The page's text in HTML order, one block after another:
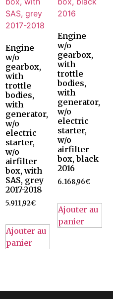
Engine
w/o
gearbox,
with
trottle
bodies,
with
generator,
w/o
electric
starter,
w/o
airfilter
box, with
SAS, grey
2017-2018
5.911,92€
Ajouter au
panier
Engine
w/o
gearbox,
with
trottle
bodies,
with
generator,
w/o
electric
starter,
w/o
airfilter
box, black
2016
6.168,96€
Ajouter au
panier